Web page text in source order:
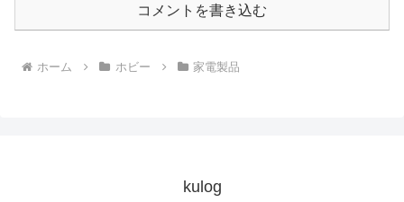
コメントを書き込む
ホーム ホビー 家電製品
kulog